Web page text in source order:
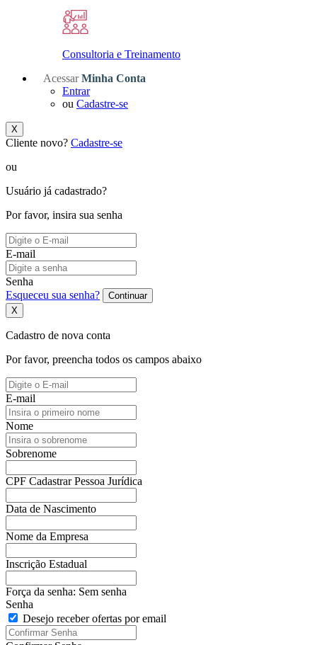
Consultoria e Treinamento
Acessar Minha Conta
Entrar
ou Cadastre-se
X
Cliente novo? Cadastre-se
ou
Usuário já cadastrado?
Por favor, insira sua senha
E-mail
Senha
Esqueceu sua senha?
Continuar
X
Cadastro de nova conta
Por favor, preencha todos os campos abaixo
E-mail
Nome
Sobrenome
CPF Cadastrar Pessoa Jurídica
Data de Nascimento
Nome da Empresa
Inscrição Estadual
Força da senha: Sem senha
Senha
Desejo receber ofertas por email